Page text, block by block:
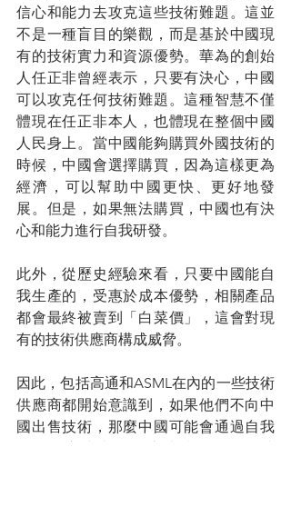
信心和能力去攻克這些技術難題。這並
不是一種盲目的樂觀，而是基於中國現
有的技術實力和資源優勢。華為的創始
人任正非曾經表示，只要有決心，中國
可以攻克任何技術難題。這種智慧不僅
體現在任正非本人，也體現在整個中國
人民身上。當中國能夠購買外國技術的
時候，中國會選擇購買，因為這樣更為
經濟，可以幫助中國更快、更好地發
展。但是，如果無法購買，中國也有決
心和能力進行自我研發。
此外，從歷史經驗來看，只要中國能自
我生產的，受惠於成本優勢，相關產品
都會最終被賣到「白菜價」，這會對現
有的技術供應商構成威脅。
因此，包括高通和ASML在內的一些技術
供應商都開始意識到，如果他們不向中
國出售技術，那麼中國可能會通過自我